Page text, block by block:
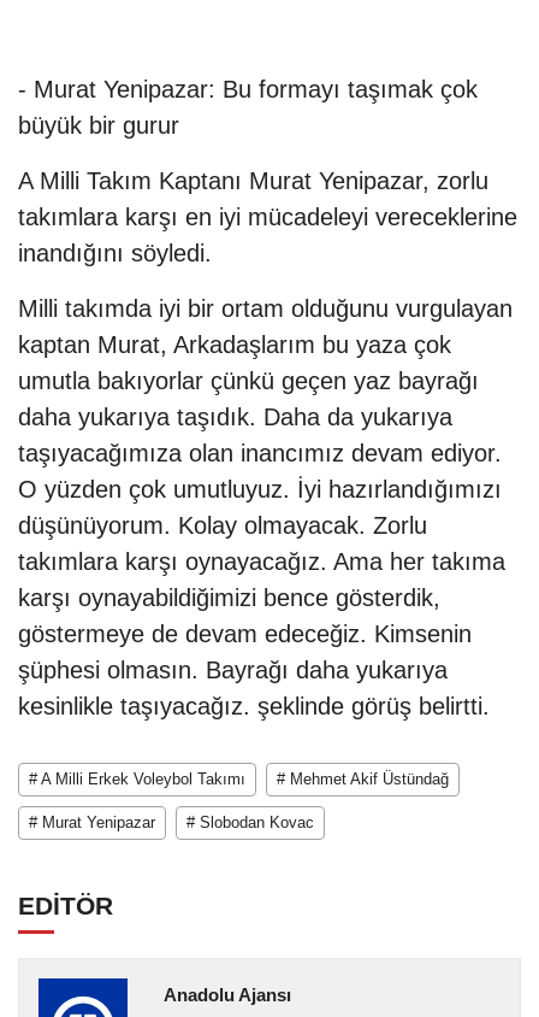
- Murat Yenipazar: Bu formayı taşımak çok
büyük bir gurur
A Milli Takım Kaptanı Murat Yenipazar, zorlu
takımlara karşı en iyi mücadeleyi vereceklerine
inandığını söyledi.
Milli takımda iyi bir ortam olduğunu vurgulayan
kaptan Murat, Arkadaşlarım bu yaza çok
umutla bakıyorlar çünkü geçen yaz bayrağı
daha yukarıya taşıdık. Daha da yukarıya
taşıyacağımıza olan inancımız devam ediyor.
O yüzden çok umutluyuz. İyi hazırlandığımızı
düşünüyorum. Kolay olmayacak. Zorlu
takımlara karşı oynayacağız. Ama her takıma
karşı oynayabildiğimizi bence gösterdik,
göstermeye de devam edeceğiz. Kimsenin
şüphesi olmasın. Bayrağı daha yukarıya
kesinlikle taşıyacağız. şeklinde görüş belirtti.
# A Milli Erkek Voleybol Takımı # Mehmet Akif Üstündağ
# Murat Yenipazar # Slobodan Kovac
EDİTÖR
Anadolu Ajansı